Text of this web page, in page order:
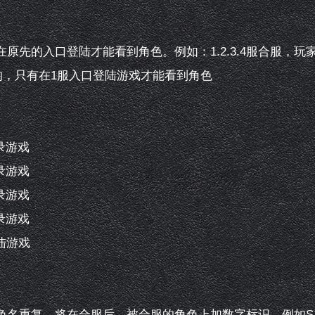
先的入口登陆才能看到角色。例如：1.2.3.4服合服，玩
只有在1服入口登陆游戏才能看到角色
游戏
游戏
游戏
游戏
游戏